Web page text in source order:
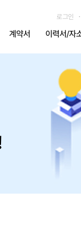
계약서 이력서/자
로그인